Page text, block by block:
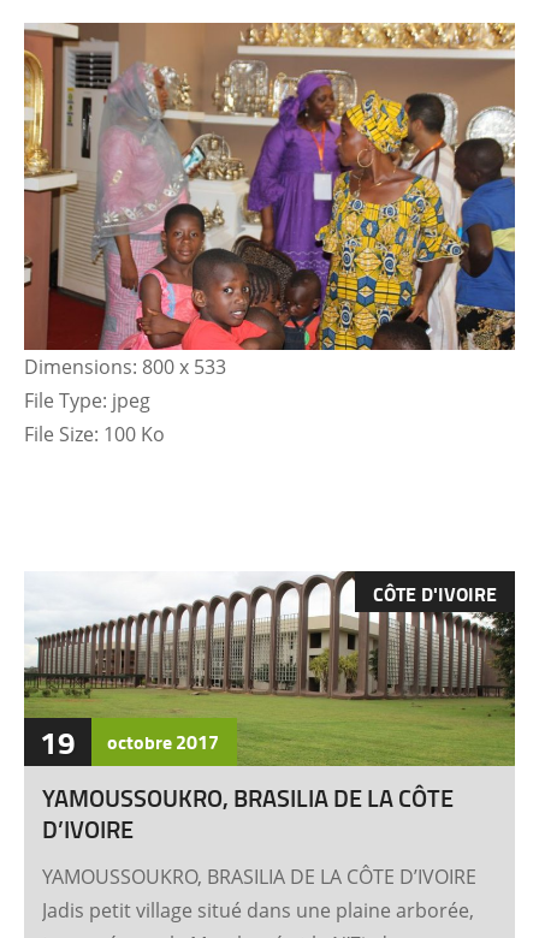
Dimensions: 800 x 533
File Type: jpeg
File Size: 100 Ko
CÔTE D'IVOIRE
19 octobre2017
YAMOUSSOUKRO, BRASILIA DE LA CÔTE
D’IVOIRE
YAMOUSSOUKRO, BRASILIA DE LA CÔTE D’IVOIRE
Jadis petit village situé dans une plaine arborée,